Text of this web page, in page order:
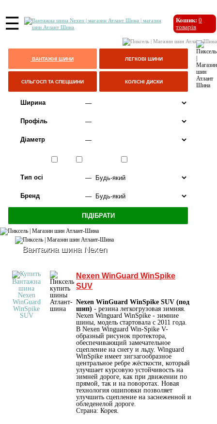
☰ Кошик: 0
товарів
ВАНТАЖНІ ШИНИ ЛЕГКОВІ ШИНИ
СІЛЬГОСП ТА СПЕЦШИНИ КОЛІСНІ ДИСКИ
Ширина
Профіль
Діаметр
Тип осі
Бренд
Вантажна шина Nexen
Nexen WinGuard WinSpike
SUV
Nexen WinGuard WinSpike SUV (под
шип) - резина легкогрузовая зимняя.
Nexen Winguard WinSpike - зимние
шины, модель стартовала с 2011 года.
В Nexen Winguard Win-Spike V-
образный рисунок протектора,
обеспечивающий замечательное
сцепление на снегу и льду. Winguard
WinSpike имеет зигзагообразное
центральное ребре жёсткости, который
улучшает курсовую устойчивость на
зимней дороге, как при движении по
прямой, так и на поворотах. Новая
технология ошиповки позволяет
улучшить сцепление на заснеженной и
обледенелой дороге.
Страна: Корея.